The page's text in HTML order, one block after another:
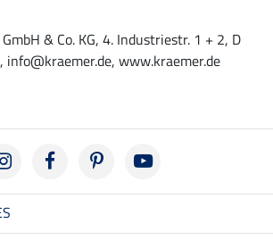
& Co. KG, 4. Industriestr. 1 + 2, D
www.kraemer.de